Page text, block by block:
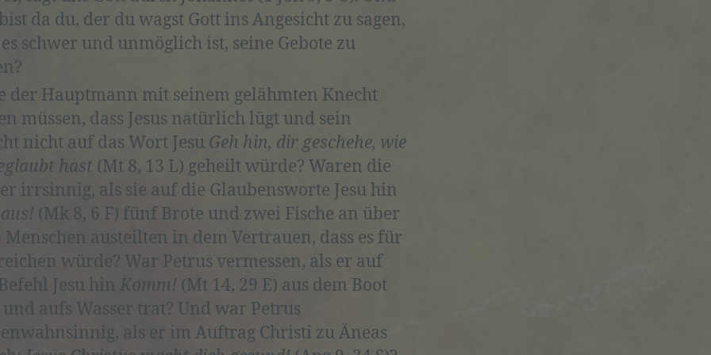
da du, der du wagst Gott ins Angesicht zu sagen,
es schwer und unmöglich ist, seine Gebote zu
der Hauptmann mit seinem gelähmten Knecht
müssen, dass Jesus natürlich lügt und sein
nicht auf das Wort Jesu Geh hin, dir geschehe, wie
hast (Mt 8, 13 L) geheilt würde? Waren die
irrsinnig, als sie auf die Glaubensworte Jesu hin
(Mk 8, 6 F) fünf Brote und zwei Fische an über
Menschen austeilten in dem Vertrauen, dass es für
würde? War Petrus vermessen, als er auf
Jesu hin Komm! (Mt 14, 29 E) aus dem Boot
und aufs Wasser trat? Und war Petrus
als er im Auftrag Christi zu Äneas
d) Einschränkung der Verarbeitung
Einschränkung der Verarbeitung ist die Markierung
gespeicherter personenbezogener Daten mit dem Ziel, ihre
künftige Verarbeitung einzuschränken.
e) Profiling
Profiling ist jede Art der automatisierten Verarbeitung
personenbezogener Daten, die darin besteht, dass diese
personenbezogenen Daten verwendet werden, um bestimmte
persönliche Aspekte, die sich auf eine natürliche Person
beziehen, zu bewerten, insbesondere, um Aspekte bezüglich
Arbeitsleistung, wirtschaftlicher Lage, Gesundheit,
persönlicher Vorlieben, Interessen, Zuverlässigkeit, Verhalten,
Aufenthaltsort oder Ortswechsel dieser natürlichen Person zu